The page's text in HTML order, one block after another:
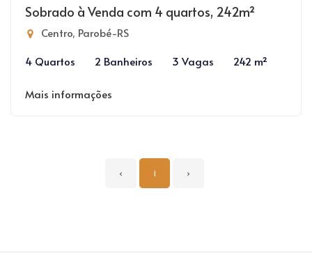
Sobrado à Venda com 4 quartos, 242m²
Centro, Parobé-RS
4 Quartos
2 Banheiros 3 Vagas 242 m²
Mais informações
‹ 1 ›